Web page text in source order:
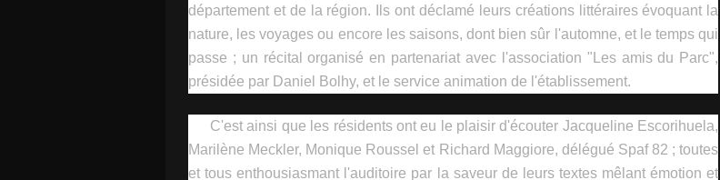
département et de la région. Ils ont déclamé leurs créations littéraires évoquant la
nature, les voyages ou encore les saisons, dont bien sûr l'automne, et le temps qui
passe ; un récital organisé en partenariat avec l'association "Les amis du Parc",
présidée par Daniel Bolhy, et le service animation de l'établissement.
C'est ainsi que les résidents ont eu le plaisir d'écouter Jacqueline Escorihuela,
Marilène Meckler, Monique Roussel et Richard Maggiore, délégué Spaf 82 ; toutes
et tous enthousiasmant l'auditoire par la saveur de leurs textes mêlant émotion et